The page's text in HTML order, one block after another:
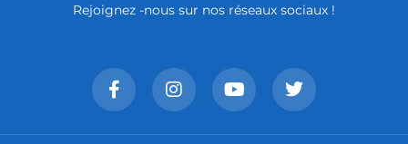
Rejoignez -nous sur nos réseaux sociaux !